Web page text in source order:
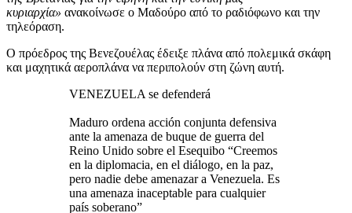
κυριαρχία» ανακοίνωσε ο Μαδούρο από το ραδιόφωνο και την
τηλεόραση.
Ο πρόεδρος της Βενεζουέλας έδειξε πλάνα από πολεμικά σκάφη
και μαχητικά αεροπλάνα να περιπολούν στη ζώνη αυτή.
VENEZUELA se defenderá
Maduro ordena acción conjunta defensiva
ante la amenaza de buque de guerra del
Reino Unido sobre el Esequibo “Creemos
en la diplomacia, en el diálogo, en la paz,
pero nadie debe amenazar a Venezuela. Es
una amenaza inaceptable para cualquier
país soberano”